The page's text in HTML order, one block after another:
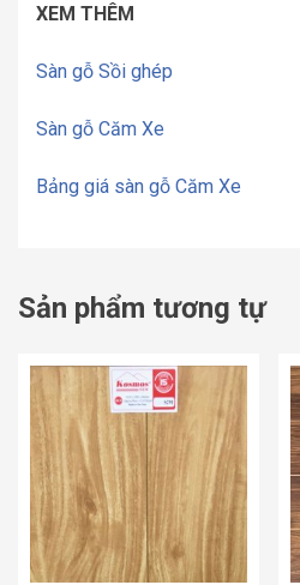
XEM THÊM
Sàn gỗ Sồi ghép
Sàn gỗ Căm Xe
Bảng giá sàn gỗ Căm Xe
Sản phẩm tương tự